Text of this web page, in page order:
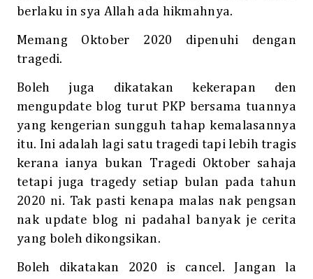
berlaku in sya Allah ada hikmahnya.
Memang Oktober 2020 dipenuhi dengan
tragedi.
Boleh juga dikatakan kekerapan den
mengupdate blog turut PKP bersama tuannya
yang kengerian sungguh tahap kemalasannya
itu. Ini adalah lagi satu tragedi tapi lebih tragis
kerana ianya bukan Tragedi Oktober sahaja
tetapi juga tragedy setiap bulan pada tahun
2020 ni. Tak pasti kenapa malas nak pengsan
nak update blog ni padahal banyak je cerita
yang boleh dikongsikan.
Boleh dikatakan 2020 is cancel. Jangan la